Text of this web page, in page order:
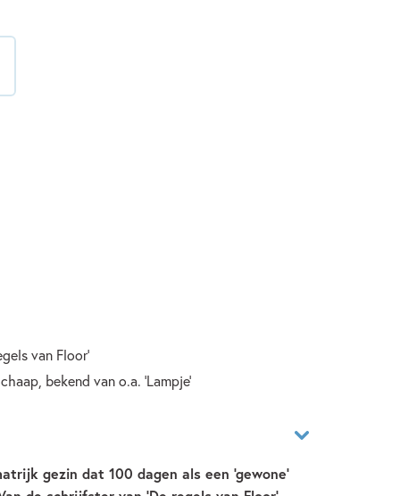
van Floor'
bekend van o.a. 'Lampje'
gezin dat 100 dagen als een ‘gewone’